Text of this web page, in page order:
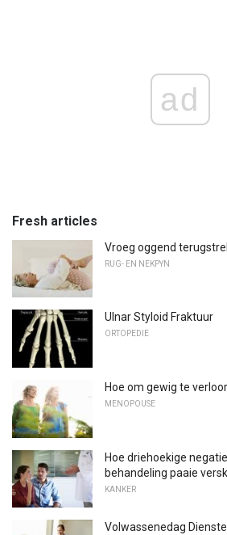
ad
Fresh articles
Vroeg oggend
RUG- EN NEKPYN
Ulnar Styloid Fraktuur
ORTOPEDIE
Hoe om gewig te
MENOPOUSE
Hoe driehoekige
behandeling paaie
KANKER
Volwassenedag